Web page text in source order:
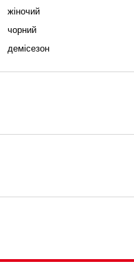
жіночий
чорний
демісезон